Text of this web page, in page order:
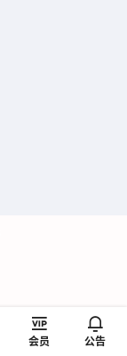
会员 公告